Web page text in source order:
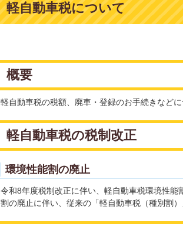
軽自動車税について
概要
軽自動車税の税額、廃車・登録のお手続きなどに
軽自動車税の税制改正
環境性能割の廃止
令和8年度税制改正に伴い、軽自動車税環境性
割の廃止に伴い、従来の「軽自動車税（種別割